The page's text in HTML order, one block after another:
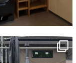
tomohouseinc
6月 3